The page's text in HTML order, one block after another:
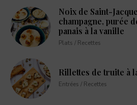
Noix de Saint-
champagne, purée
panais à la vanille
Plats / Recettes
Rillettes de truite à
Entrées / Recettes